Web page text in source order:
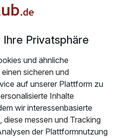
saniert, modernisiert und zum
findende Lage am Ortseingang
Erlebnis.
das Zentrum und den Stadtpark
führen direkt an der Villa vorbei.
Privatsphäre
und ähnliche
sicheren und
auf unserer Plattform zu
Inhalte
wir interessenbasierte
diese messen und Tracking
der Plattformnutzung